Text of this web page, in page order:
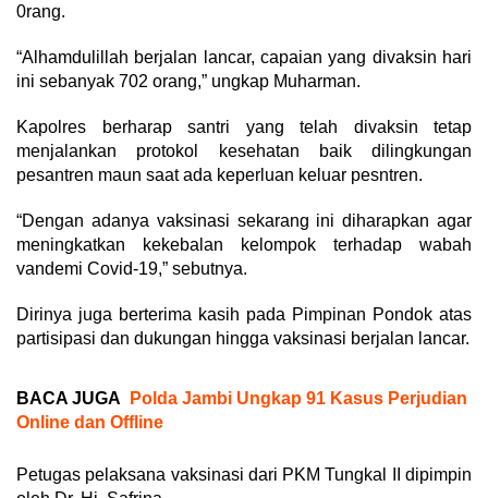
0rang.
“Alhamdulillah berjalan lancar, capaian yang divaksin hari
ini sebanyak 702 orang,” ungkap Muharman.
Kapolres berharap santri yang telah divaksin tetap
menjalankan protokol kesehatan baik dilingkungan
pesantren maun saat ada keperluan keluar pesntren.
“Dengan adanya vaksinasi sekarang ini diharapkan agar
meningkatkan kekebalan kelompok terhadap wabah
vandemi Covid-19,” sebutnya.
Dirinya juga berterima kasih pada Pimpinan Pondok atas
partisipasi dan dukungan hingga vaksinasi berjalan lancar.
BACA JUGA
Polda Jambi Ungkap 91 Kasus Perjudian
Online dan Offline
Petugas pelaksana vaksinasi dari PKM Tungkal II dipimpin